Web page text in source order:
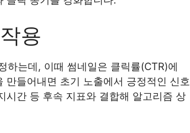
용
하는데, 이때 썸네일은 클릭률(CTR)에
들어내면 초기 노출에서 긍정적인 신호
시간 등 후속 지표와 결합해 알고리즘 상